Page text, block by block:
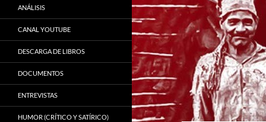
ANÁLISIS
CANAL YOUTUBE
DESCARGA DE LIBROS
DOCUMENTOS
ENTREVISTAS
HUMOR (CRÍTICO Y SATÍRICO)